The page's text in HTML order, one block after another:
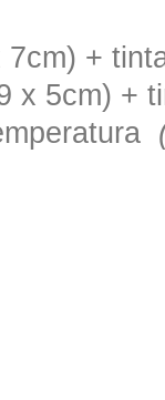
7cm) +
x 5cm) +